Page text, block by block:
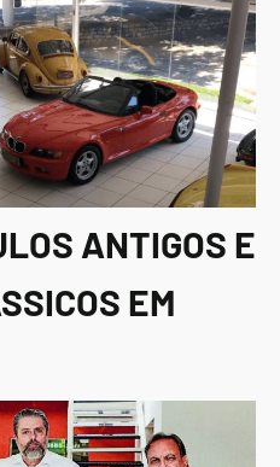
ANTIGOS E
EM